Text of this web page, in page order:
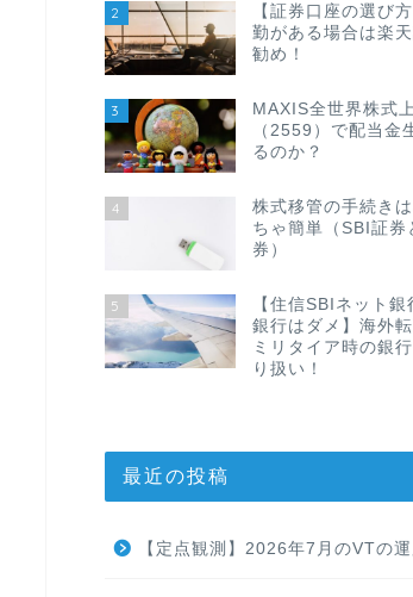
2
【証券口座の選び
勤がある場合は楽
勧め！
3
MAXIS全世界株式
（2559）で配当金
るのか？
4
株式移管の手続きは
ちゃ簡単（SBI証券
券）
5
【住信SBIネット
銀行はダメ】海外
ミリタイア時の銀
り扱い！
最近の投稿
【定点観測】2026年7月のVTの運